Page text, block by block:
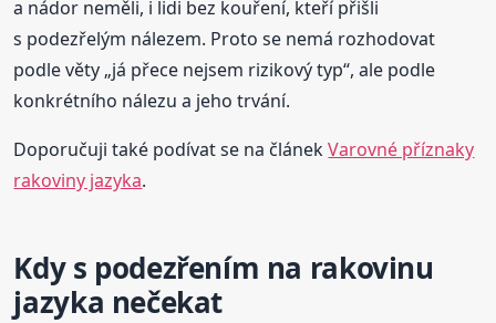
a nádor neměli, i lidi bez kouření, kteří přišli
s podezřelým nálezem. Proto se nemá rozhodovat
podle věty „já přece nejsem rizikový typ“, ale podle
konkrétního nálezu a jeho trvání.
Doporučuji také podívat se na článekVarovné příznaky
rakoviny jazyka.
Kdy s podezřením na rakovinu
jazyka nečekat